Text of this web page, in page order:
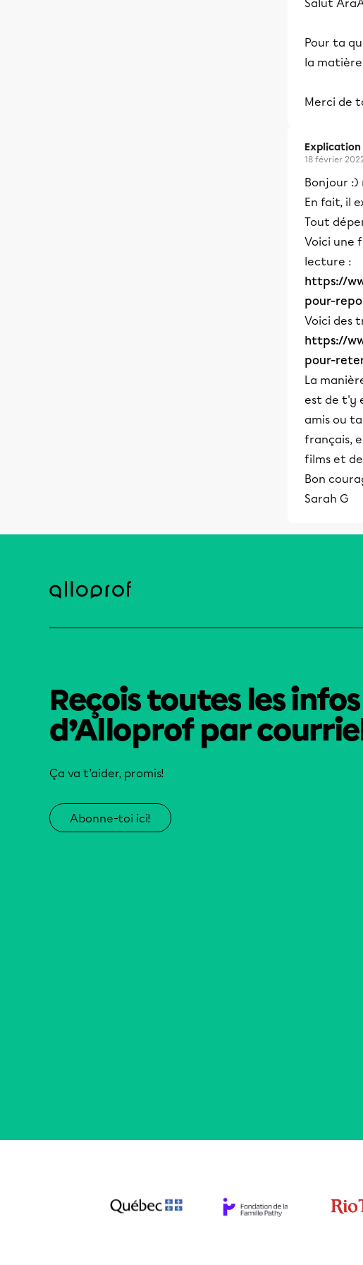
Salut
Pour ta
la
Merci de
Explication
18 février
Bonjour :)
En fait, il
Tout
Voici une
lecture :
https://
pour-
Voici des
https://
pour-
La
est de t'y
amis ou
français,
films et
Bon
Sarah G
Reçois toutes les
d’Alloprof par
Ça va t’aider, promis!
Abonne-toi ici!